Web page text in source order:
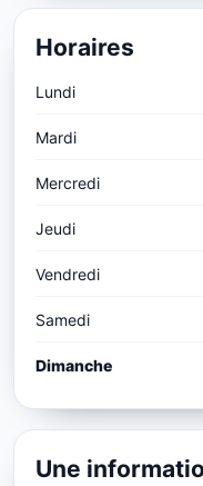
Horaires
Lundi
Mardi
Mercredi
Jeudi
Vendredi
Samedi
Dimanche
Une